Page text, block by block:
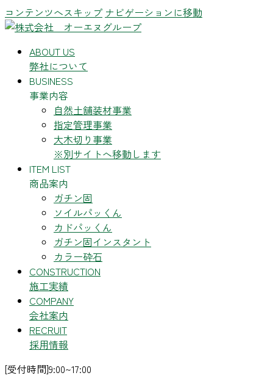
コンテンツへスキップ ナビゲーションに移動
ABOUT US
弊社について
BUSINESS
事業内容
自然土舗装材事業
指定管理事業
大木切り事業
※別サイトへ移動します
ITEM LIST
商品案内
ガチン固
ソイルパッくん
カドパッくん
ガチン固インスタント
カラー砕石
CONSTRUCTION
施工実績
COMPANY
会社案内
RECRUIT
採用情報
[受付時間]9:00~17:00